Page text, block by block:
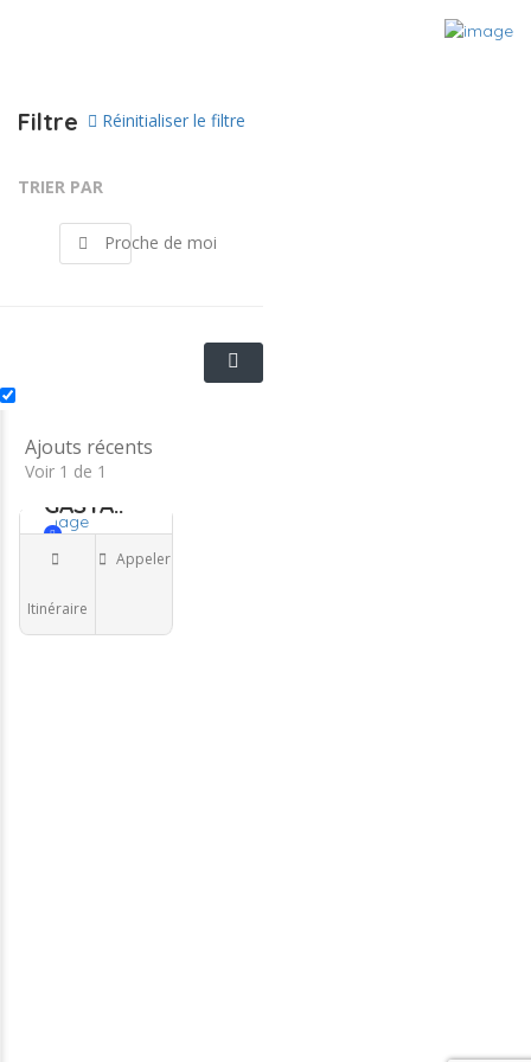
Filtre Réinitialiser le filtre
TRIER PAR
Proche de moi
Ajouts récents
Voir 1 de 1
Dr.
Frédérique
GASTA..
Itinéraire
Appeler